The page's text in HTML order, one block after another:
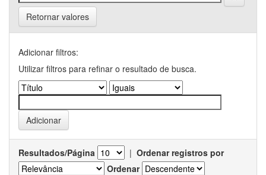
Retornar valores
Adicionar filtros:
Utilizar filtros para refinar o resultado de busca.
Resultados/Página | Ordenar registros por
Ordenar